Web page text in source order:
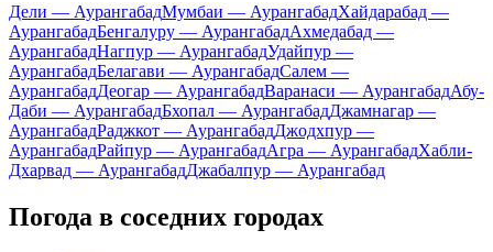
Дели — АурангабадМумбаи — АурангабадХайдарабад —
АурангабадБенгалуру — АурангабадАхмедабад —
АурангабадНагпур — АурангабадУдайпур —
АурангабадБелагави — АурангабадСалем —
АурангабадДеогар — АурангабадВаранаси — АурангабадАбу-
Даби — АурангабадБхопал — АурангабадДжамнагар —
АурангабадРаджкот — АурангабадДжодхпур —
АурангабадРайпур — АурангабадАгра — АурангабадХабли-
Дхарвад — АурангабадДжабалпур — Аурангабад
Погода в соседних городах